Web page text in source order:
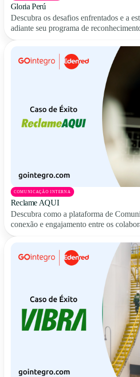
Gloria Perú
Descubra os desafios enfrentados e a
adiante seu programa de
COMUNICAÇÃO INTERNA
Reclame AQUI
Descubra como a plataforma de
conexão e engajamento entre os